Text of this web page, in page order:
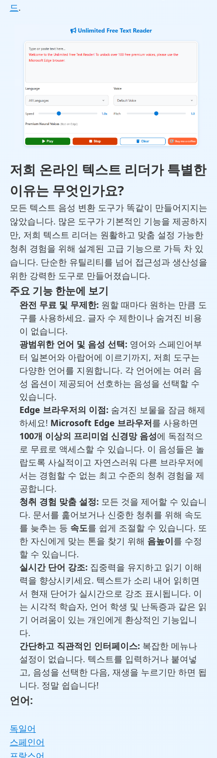
드.
저희 온라인 텍스트 리더가 특별한
이유는 무엇인가요?
모든 텍스트 음성 변환 도구가 똑같이 만들어지지는
않았습니다. 많은 도구가 기본적인 기능을 제공하지
만, 저희 텍스트 리더는 원활하고 맞춤 설정 가능한
청취 경험을 위해 설계된 고급 기능으로 가득 차 있
습니다. 단순한 유틸리티를 넘어 접근성과 생산성을
위한 강력한 도구로 만들어졌습니다.
주요 기능 한눈에 보기
완전 무료 및 무제한: 원할 때마다 원하는 만큼 도
구를 사용하세요. 글자 수 제한이나 숨겨진 비용
이 없습니다.
광범위한 언어 및 음성 선택: 영어와 스페인어부
터 일본어와 아랍어에 이르기까지, 저희 도구는
다양한 언어를 지원합니다. 각 언어에는 여러 음
성 옵션이 제공되어 선호하는 음성을 선택할 수
있습니다.
Edge 브라우저의 이점: 숨겨진 보물을 잠금 해제
하세요! Microsoft Edge 브라우저를 사용하면
100개 이상의 프리미엄 신경망 음성에 독점적으
로 무료로 액세스할 수 있습니다. 이 음성들은 놀
랍도록 사실적이고 자연스러워 다른 브라우저에
서는 경험할 수 없는 최고 수준의 청취 경험을 제
공합니다.
청취 경험 맞춤 설정: 모든 것을 제어할 수 있습니
다. 문서를 훑어보거나 신중한 청취를 위해 속도
를 늦추는 등 속도를 쉽게 조절할 수 있습니다. 또
한 자신에게 맞는 톤을 찾기 위해 음높이를 수정
할 수 있습니다.
실시간 단어 강조: 집중력을 유지하고 읽기 이해
력을 향상시키세요. 텍스트가 소리 내어 읽히면
서 현재 단어가 실시간으로 강조 표시됩니다. 이
는 시각적 학습자, 언어 학생 및 난독증과 같은 읽
기 어려움이 있는 개인에게 환상적인 기능입니
다.
간단하고 직관적인 인터페이스: 복잡한 메뉴나
설정이 없습니다. 텍스트를 입력하거나 붙여넣
고, 음성을 선택한 다음, 재생을 누르기만 하면 됩
니다. 정말 쉽습니다!
언어:
독일어
스페인어